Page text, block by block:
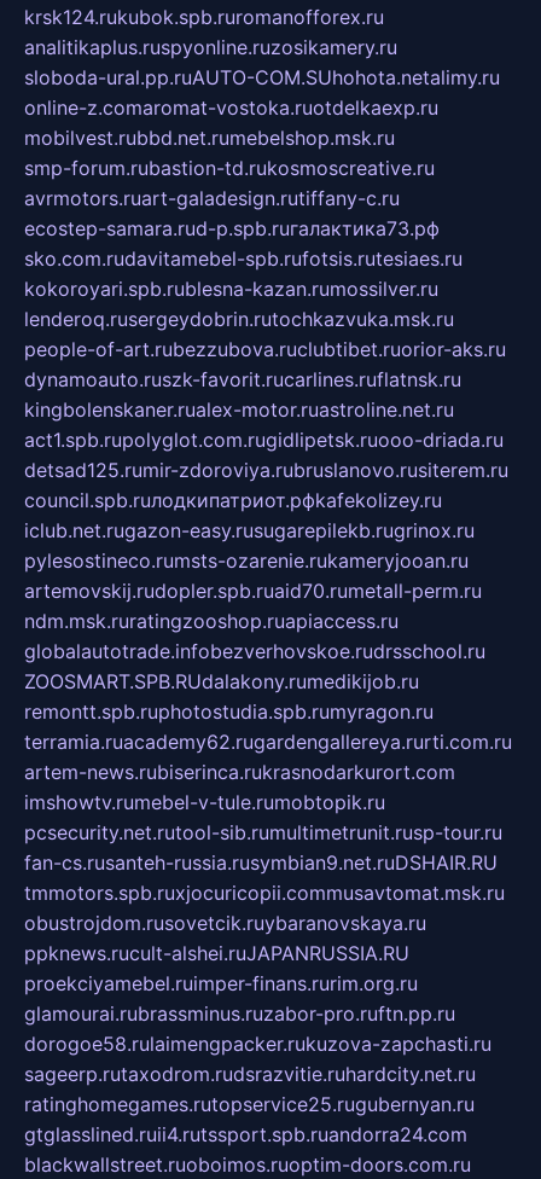
krsk124.rukubok.spb.ruromanofforex.ru
analitikaplus.ruspyonline.ruzosikamery.ru
sloboda-ural.pp.ruAUTO-COM.SUhohota.netalimy.ru
online-z.comaromat-vostoka.ruotdelkaexp.ru
mobilvest.rubbd.net.rumebelshop.msk.ru
smp-forum.rubastion-td.rukosmoscreative.ru
avrmotors.ruart-galadesign.rutiffany-c.ru
ecostep-samara.rud-p.spb.ruгалактика73.рф
sko.com.rudavitamebel-spb.rufotsis.rutesiaes.ru
kokoroyari.spb.rublesna-kazan.rumossilver.ru
lenderoq.rusergeydobrin.rutochkazvuka.msk.ru
people-of-art.rubezzubova.ruclubtibet.ruorior-aks.ru
dynamoauto.ruszk-favorit.rucarlines.ruflatnsk.ru
kingbolenskaner.rualex-motor.ruastroline.net.ru
act1.spb.rupolyglot.com.rugidlipetsk.ruooo-driada.ru
detsad125.rumir-zdoroviya.rubruslanovo.rusiterem.ru
council.spb.ruлодкипатриот.рфkafekolizey.ru
iclub.net.rugazon-easy.rusugarepilekb.rugrinox.ru
pylesostineco.rumsts-ozarenie.rukameryjooan.ru
artemovskij.rudopler.spb.ruaid70.rumetall-perm.ru
ndm.msk.ruratingzooshop.ruapiaccess.ru
globalautotrade.infobezverhovskoe.rudrsschool.ru
ZOOSMART.SPB.RUdalakony.rumedikijob.ru
remontt.spb.ruphotostudia.spb.rumyragon.ru
terramia.ruacademy62.rugardengallereya.rurti.com.ru
artem-news.rubiserinca.rukrasnodarkurort.com
imshowtv.rumebel-v-tule.rumobtopik.ru
pcsecurity.net.rutool-sib.rumultimetrunit.rusp-tour.ru
fan-cs.rusanteh-russia.rusymbian9.net.ruDSHAIR.RU
tmmotors.spb.ruxjocuricopii.commusavtomat.msk.ru
obustrojdom.rusovetcik.ruybaranovskaya.ru
ppknews.rucult-alshei.ruJAPANRUSSIA.RU
proekciyamebel.ruimper-finans.rurim.org.ru
glamourai.rubrassminus.ruzabor-pro.ruftn.pp.ru
dorogoe58.rulaimengpacker.rukuzova-zapchasti.ru
sageerp.rutaxodrom.rudsrazvitie.ruhardcity.net.ru
ratinghomegames.rutopservice25.rugubernyan.ru
gtglasslined.ruii4.rutssport.spb.ruandorra24.com
blackwallstreet.ruoboimos.ruoptim-doors.com.ru